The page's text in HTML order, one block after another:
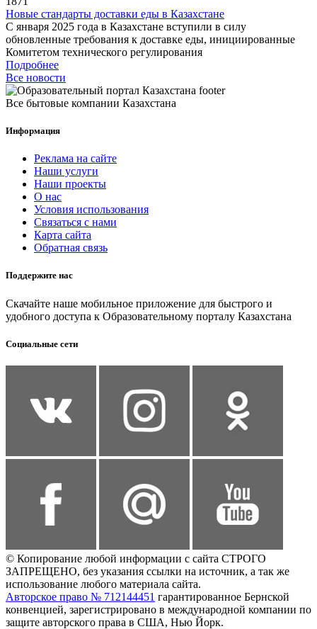
Новые стандарты доставки еды в Казахстане
С января 2025 года в Казахстане вступили в силу
обновленные требования к доставке еды, инициированные
Комитетом технического регулирования
Подробнее
Все новости
Все бытовые компании Казахстана
Информация
Реклама на сайте
Наши услуги
Наши проекты
О нас
Условия использования
Связаться с нами
Карта сайта
Обратная связь
Поддержите нас
Скачайте наше мобильное приложение для быстрого и
удобного доступа к Образовательному порталу Казахстана
Социальные сети
© Копирование любой информации с сайта СТРОГО
ЗАПРЕЩЕНО, без указания ссылки на источник, а так же
использование любого материала сайта.
Авторское право № 712144451 гарантированное Бернской
конвенцией, зарегистрировано в международной компании по
защите авторского права в США, Нью Йорк.